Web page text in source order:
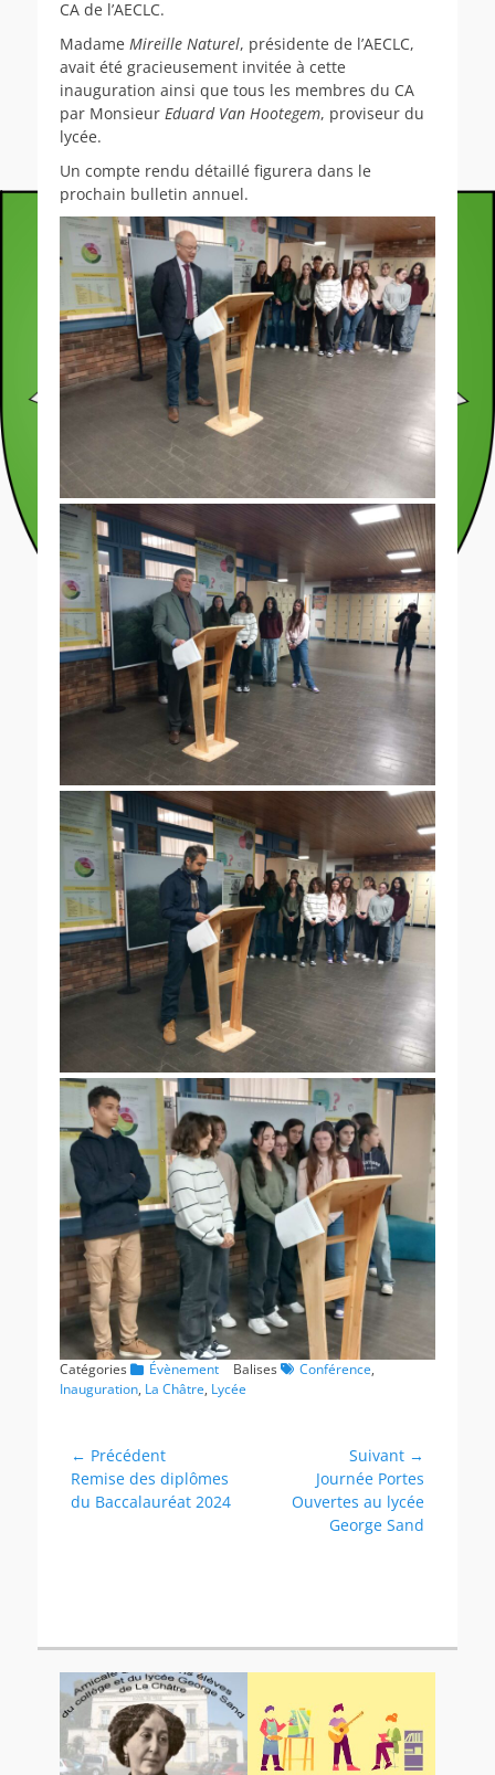
CA de l’AECLC.
Madame Mireille Naturel, présidente de l’AECLC,
avait été gracieusement invitée à cette
inauguration ainsi que tous les membres du CA
par Monsieur Eduard Van Hootegem, proviseur du
lycée.
Un compte rendu détaillé figurera dans le
prochain bulletin annuel.
Catégories Évènement Balises Conférence,
Inauguration, La Châtre, Lycée
Navigation
de
l’article
← Précédent
Article
précédent :
Remise des diplômes
du Baccalauréat 2024
Suivant →
suivant :
Journée Portes
Ouvertes au lycée
George Sand